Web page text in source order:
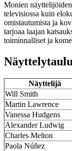
Monien
televisiossa kuin
omistautumista ja
tarjoaa laajan
toiminnalliset ja
Näyttelijä
Will Smith
Martin Lawrence
Vanessa Hudgens
Alexander Ludwig
Charles Melton
Paola Núñez